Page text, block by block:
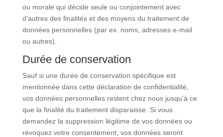
ou morale qui décide seule ou conjointement avec
d’autres des finalités et des moyens du traitement de
données personnelles (par ex. noms, adresses e-mail
ou autres).
Durée de conservation
Sauf si une durée de conservation spécifique est
mentionnée dans cette déclaration de confidentialité,
vos données personnelles restent chez nous jusqu’à ce
que la finalité du traitement disparaisse. Si vous
demandez la suppression légitime de vos données ou
révoquez votre consentement, vos données seront